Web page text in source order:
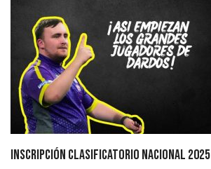
INSCRIPCIÓN CLASIFICATORIO NACIONAL 2025